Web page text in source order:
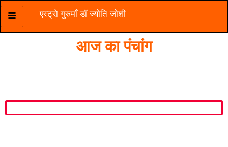
Skip
एस्ट्रो गुरुमाँ डॉ ज्योति जोशी
आज का पंचांग